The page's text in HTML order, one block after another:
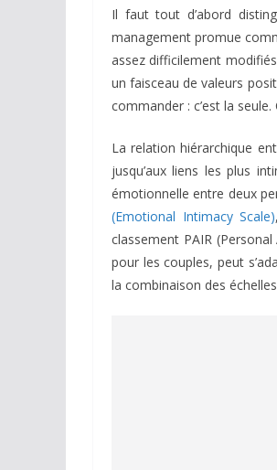
Il faut tout d’abord
management promue
assez difficilement
un faisceau de valeurs
commander : c’est la
La relation hiérarchique
jusqu’aux liens les plus
émotionnelle entre deux
(Emotional Intimacy Scale)
classement PAIR
pour les couples, peut
la combinaison des